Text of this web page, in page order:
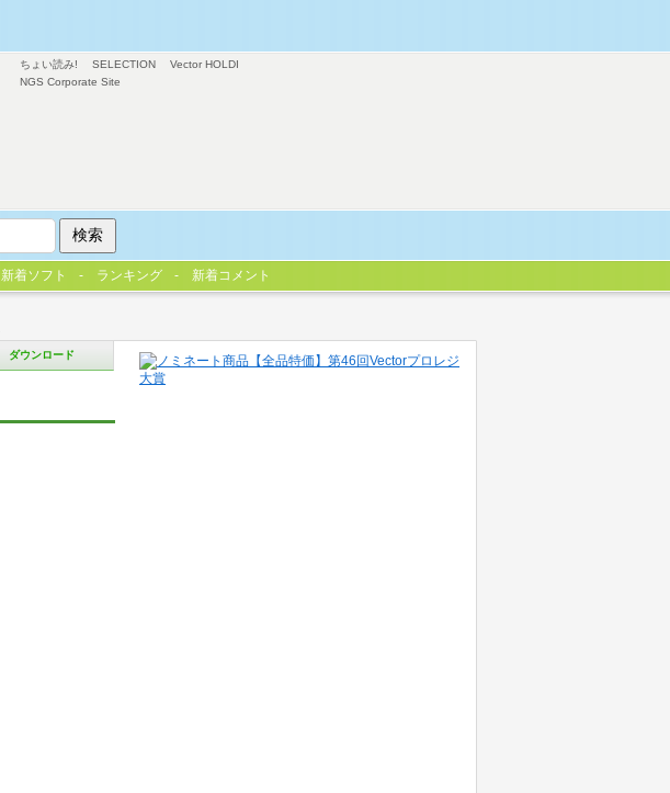
ダウンロード
ちょい読み! SELECTION
Vector HOLDI
NGS Corporate Site
新着ソフト ランキング 新着コメント